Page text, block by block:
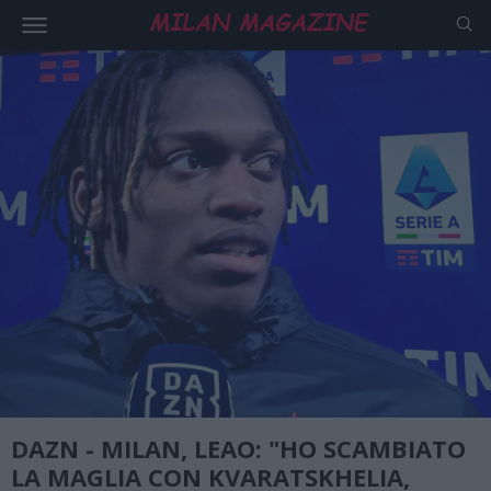
DAZN - MILAN, LEAO: "HO SCAMBIATO
LA MAGLIA CON KVARATSKHELIA,